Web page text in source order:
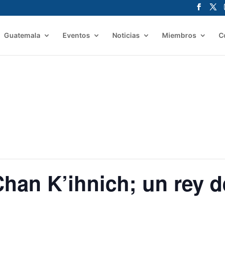
Guatemala Eventos Noticias Miembros
K’ihnich; un rey